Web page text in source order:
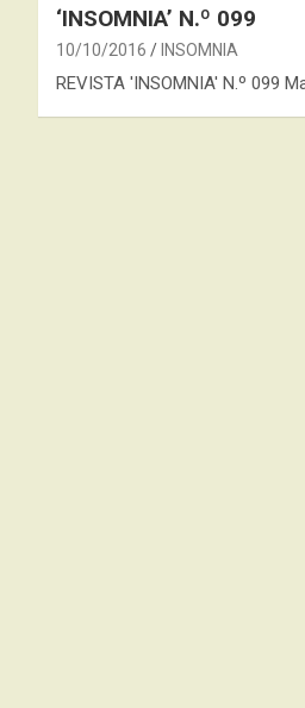
‘INSOMNIA’ N.º 099
10/10/2016 INSOMNIA
REVISTA 'INSOMNIA' N.º 099